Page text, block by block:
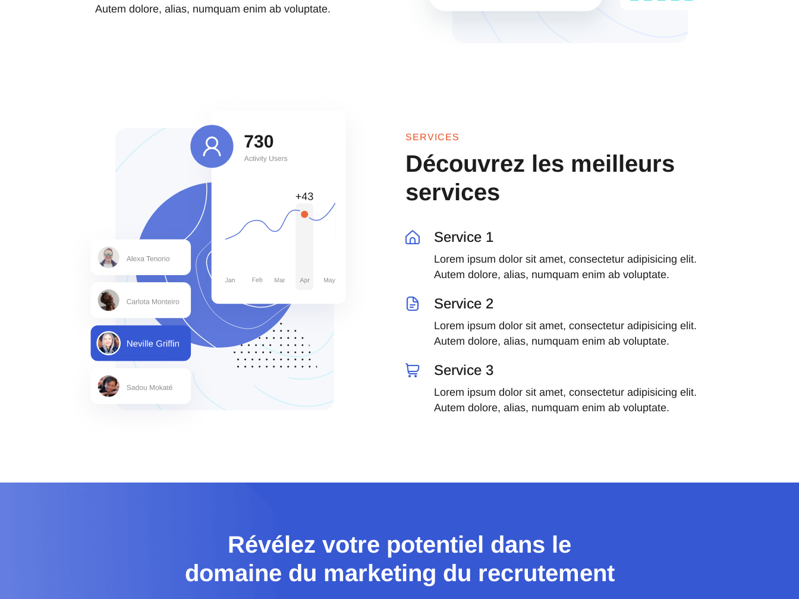
Autem dolore, alias, numquam enim ab voluptate.
SERVICES
Découvrez les meilleurs
services
Service 1
Lorem ipsum dolor sit amet, consectetur adipisicing elit.
Autem dolore, alias, numquam enim ab voluptate.
Service 2
Lorem ipsum dolor sit amet, consectetur adipisicing elit.
Autem dolore, alias, numquam enim ab voluptate.
Service 3
Lorem ipsum dolor sit amet, consectetur adipisicing elit.
Autem dolore, alias, numquam enim ab voluptate.
Révélez votre potentiel dans le
domaine du marketing du recrutement